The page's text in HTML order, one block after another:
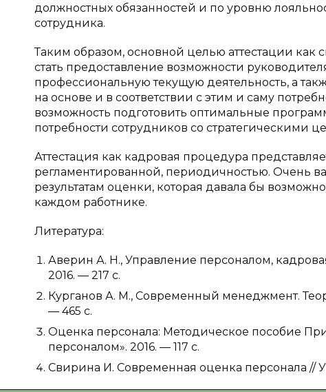
должностных обязанностей и по уровню
сотрудника.
Таким образом, основной целью аттестации как
стать предоставление возможности
профессиональную текущую деятельность, а
на основе и в соответствии с этим и саму
возможность подготовить оптимальные
потребности сотрудников со стратегическими
Аттестация как кадровая процедура
регламентированной, периодичностью. Очень
результатам оценки, которая давала бы
каждом работнике.
Литература:
Аверин А. Н., Управление персоналом,
2016. — 217 с.
Курганов А. М., Современный менеджмент.
— 465 с.
Оценка персонала: Методическое пособие
персоналом». 2016. — 117 с.
Свирина И. Современная оценка персонала //